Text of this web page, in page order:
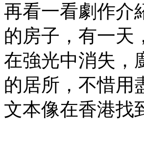
再看一看劇作介
的房子，有一天
在強光中消失，
的居所，不惜
文本像在香港找